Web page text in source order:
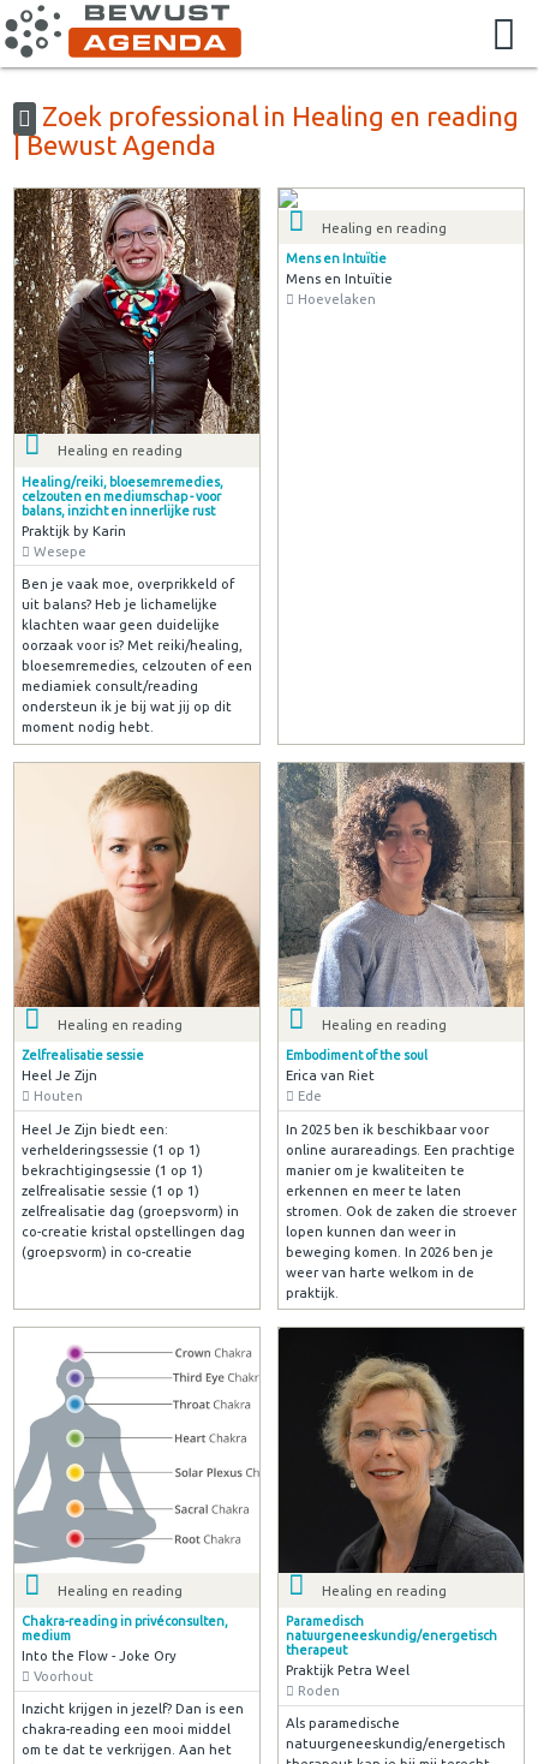
Zoek professional in Healing en reading
| Bewust Agenda
Healing en reading
Healing/reiki, bloesemremedies,
celzouten en mediumschap - voor
balans, inzicht en innerlijke rust
Praktijk by Karin
Wesepe
Ben je vaak moe, overprikkeld of
uit balans? Heb je lichamelijke
klachten waar geen duidelijke
oorzaak voor is? Met reiki/healing,
bloesemremedies, celzouten of een
mediamiek consult/reading
ondersteun ik je bij wat jij op dit
moment nodig hebt.
Healing en reading
Mens en Intuïtie
Mens en Intuïtie
Hoevelaken
Healing en reading
Zelfrealisatie sessie
Heel Je Zijn
Houten
Heel Je Zijn biedt een:
verhelderingssessie (1 op 1)
bekrachtigingsessie (1 op 1)
zelfrealisatie sessie (1 op 1)
zelfrealisatie dag (groepsvorm) in
co-creatie kristal opstellingen dag
(groepsvorm) in co-creatie
Healing en reading
Embodiment of the soul
Erica van Riet
Ede
In 2025 ben ik beschikbaar voor
online aurareadings. Een prachtige
manier om je kwaliteiten te
erkennen en meer te laten
stromen. Ook de zaken die stroever
lopen kunnen dan weer in
beweging komen. In 2026 ben je
weer van harte welkom in de
praktijk.
Healing en reading
Chakra-reading in privéconsulten,
medium
Into the Flow - Joke Ory
Voorhout
Inzicht krijgen in jezelf? Dan is een
chakra-reading een mooi middel
om te dat te verkrijgen. Aan het
Healing en reading
Paramedisch
natuurgeneeskundig/energetisch
therapeut
Praktijk Petra Weel
Roden
Als paramedische
natuurgeneeskundig/energetisch